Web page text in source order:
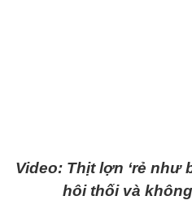
Video: Thịt lợn ‘rẻ như
hôi thối và